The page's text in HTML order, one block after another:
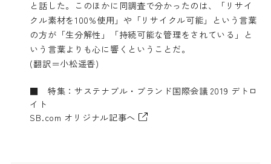
と話した。このほかに同調査で分かったのは、「リサイ
クル素材を100%使用」や「リサイクル可能」という言葉
の方が「生分解性」「持続可能な管理をされている」と
いう言葉よりも心に響くということだ。
(翻訳＝小松遥香)
■ 特集：サステナブル・ブランド国際会議 2019 デトロ
イト
SB.com オリジナル記事へ